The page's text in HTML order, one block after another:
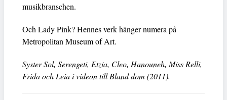
musikbranschen.
Och Lady Pink? Hennes verk hänger numera på
Metropolitan Museum of Art.
Syster Sol, Serengeti, Etzia, Cleo, Hanouneh, Miss Relli,
Frida och Leia i videon till Bland dom (2011).